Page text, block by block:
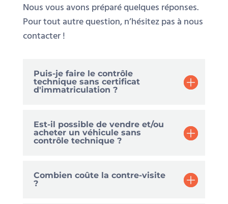
Nous vous avons préparé quelques réponses.
Pour tout autre question, n’hésitez pas à nous
contacter !
Puis-je faire le contrôle
technique sans certificat
d'immatriculation ?
Est-il possible de vendre et/ou
acheter un véhicule sans
contrôle technique ?
Combien coûte la contre-visite
?